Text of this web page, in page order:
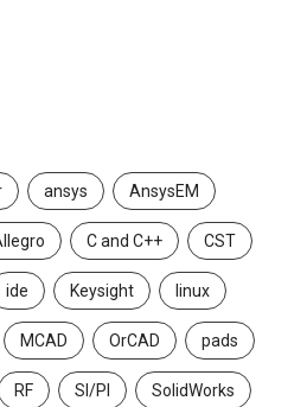
ansys AnsysEM
C and C++ CST
ide Keysight linux
MCAD OrCAD pads
RF SI/PI SolidWorks